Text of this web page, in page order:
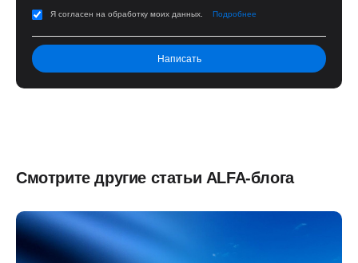
Я согласен на обработку моих данных. Подробнее
Смотрите другие статьи ALFA-блога